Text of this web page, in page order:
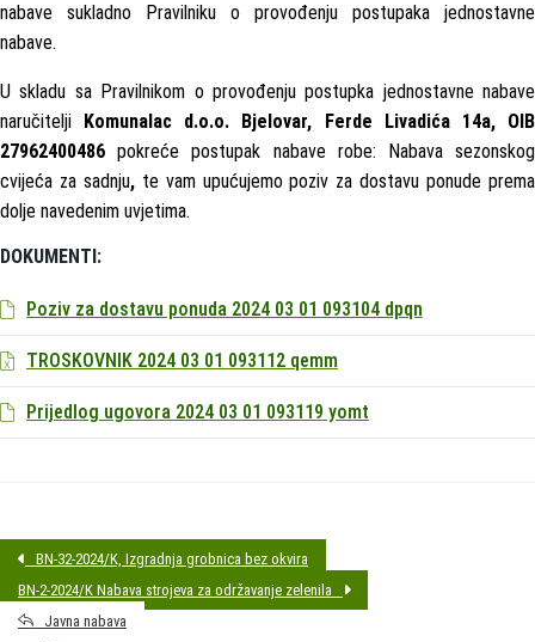
nabave sukladno Pravilniku o provođenju postupaka jednostavne
nabave.
U skladu sa Pravilnikom o provođenju postupka jednostavne nabave
naručitelji Komunalac d.o.o. Bjelovar, Ferde Livadića 14a, OIB
27962400486pokreće postupak nabave robe: Nabava sezonskog
cvijeća za sadnju,te vam upućujemo poziv za dostavu ponude prema
dolje navedenim uvjetima.
DOKUMENTI:
Poziv za dostavu ponuda 2024 03 01 093104 dpqn
TROSKOVNIK 2024 03 01 093112 qemm
Prijedlog ugovora 2024 03 01 093119 yomt
BN-32-2024/K, Izgradnja grobnica bez okvira
BN-2-2024/K Nabava strojeva za održavanje zelenila
Javna nabava